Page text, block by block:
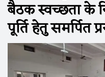
बैठक स्वच्छता के
पूर्ति हेतु